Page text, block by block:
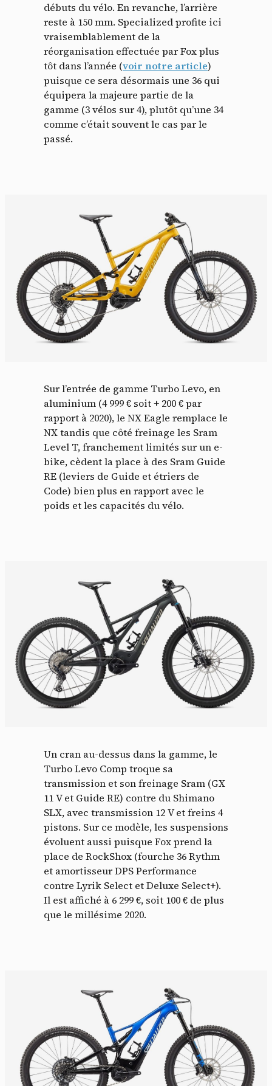
débuts du vélo. En revanche, l’arrière
reste à 150 mm. Specialized profite ici
vraisemblablement de la
réorganisation effectuée par Fox plus
tôt dans l’année (voir notre article)
puisque ce sera désormais une 36 qui
équipera la majeure partie de la
gamme (3 vélos sur 4), plutôt qu’une 34
comme c’était souvent le cas par le
passé.
Sur l’entrée de gamme Turbo Levo, en
aluminium (4 999 € soit + 200 € par
rapport à 2020), le NX Eagle remplace le
NX tandis que côté freinage les Sram
Level T, franchement limités sur un e-
bike, cèdent la place à des Sram Guide
RE (leviers de Guide et étriers de
Code) bien plus en rapport avec le
poids et les capacités du vélo.
Un cran au-dessus dans la gamme, le
Turbo Levo Comp troque sa
transmission et son freinage Sram (GX
11 V et Guide RE) contre du Shimano
SLX, avec transmission 12 V et freins 4
pistons. Sur ce modèle, les suspensions
évoluent aussi puisque Fox prend la
place de RockShox (fourche 36 Rythm
et amortisseur DPS Performance
contre Lyrik Select et Deluxe Select+).
Il est affiché à 6 299 €, soit 100 € de plus
que le millésime 2020.